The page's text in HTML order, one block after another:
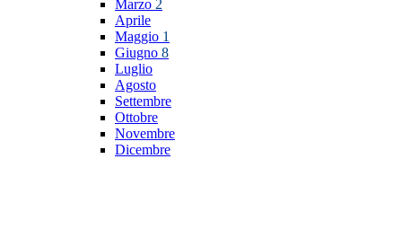
Marzo 2
Aprile
Maggio 1
Giugno 8
Luglio
Agosto
Settembre
Ottobre
Novembre
Dicembre